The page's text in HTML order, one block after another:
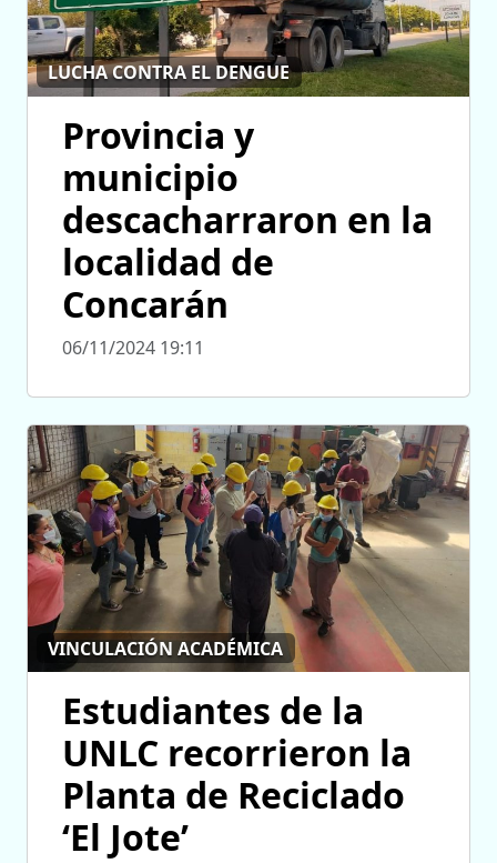
LUCHA CONTRA EL DENGUE
Provincia y
municipio
descacharraron en la
localidad de
Concarán
06/11/2024 19:11
VINCULACIÓN ACADÉMICA
Estudiantes de la
UNLC recorrieron la
Planta de Reciclado
‘El Jote’